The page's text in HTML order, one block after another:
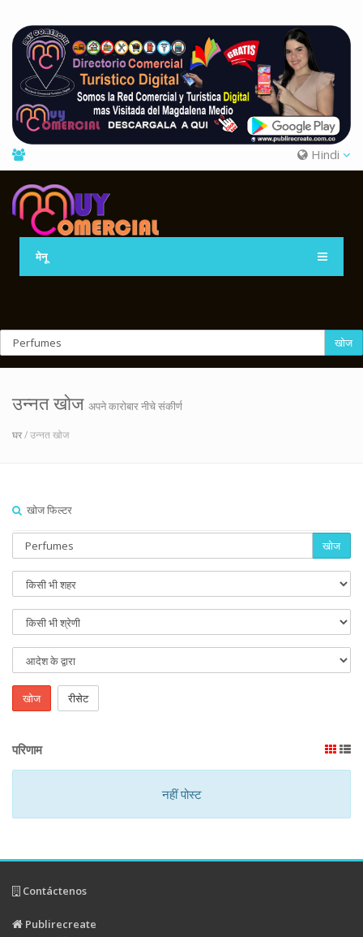
Hindi
मेनू
खोज
उन्नत खोज अपने कारोबार नीचे संकीर्ण
घर/ उन्नत खोज
खोज फिल्टर
खोज
खोज रीसेट
परिणाम
नहीं पोस्ट
Contáctenos
Publirecreate